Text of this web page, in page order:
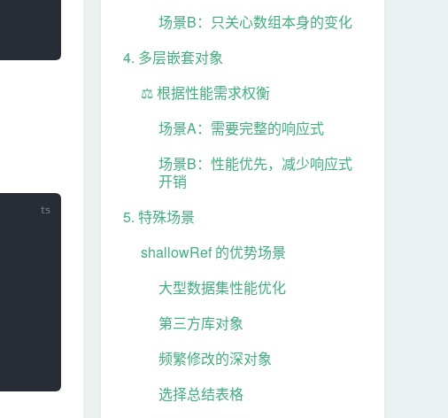
场景B：只关心数组本身的变化
4. 多层嵌套对象
⚖️ 根据性能需求权衡
场景A：需要完整的响应式
场景B：性能优先，减少响应式
开销
5. 特殊场景
shallowRef 的优势场景
大型数据集性能优化
第三方库对象
频繁修改的深对象
选择总结表格
JavaScript
18 篇文章
7 篇文章
Webpack
8 篇文章
21 篇文章
生活